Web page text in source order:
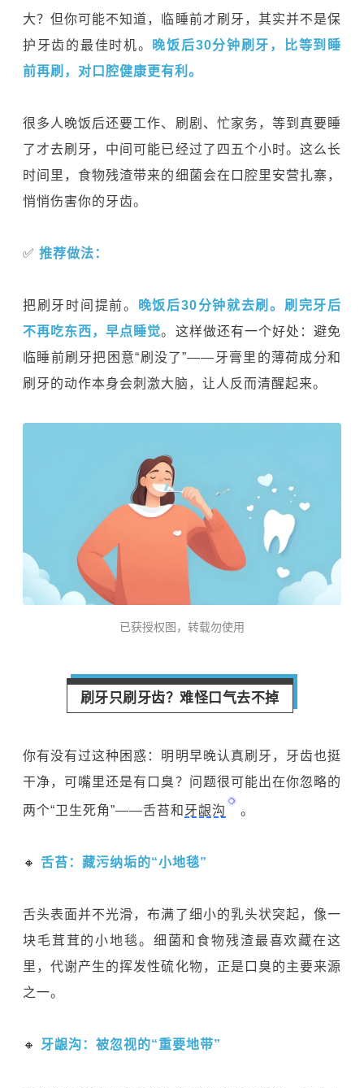
大？但你可能不知道，临睡前才刷牙，其实并不是保
护牙齿的最佳时机。
晚饭后30分钟刷牙，比等到睡
前再刷，对口腔健康更有利。
很多人晚饭后还要工作、刷剧、忙家务，等到真要睡
了才去刷牙，中间可能已经过了四五个小时。这么长
时间里，食物残渣带来的细菌会在口腔里安营扎寨，
悄悄伤害你的牙齿。
✅ 推荐做法：
把刷牙时间提前。
晚饭后30分钟就去刷。刷完牙后
不再吃东西，早点睡觉。这样做还有一个好处：避免
临睡前刷牙把困意“刷没了”——牙膏里的薄荷成分和
刷牙的动作本身会刺激大脑，让人反而清醒起来。
已获授权图，转载勿使用
刷牙只刷牙齿？难怪口气去不掉
你有没有过这种困惑：明明早晚认真刷牙，牙齿也挺
干净，可嘴里还是有口臭？问题很可能出在你忽略的
两个“卫生死角”——舌苔和 牙龈沟 。
🔸 舌苔：藏污纳垢的“小地毯”
舌头表面并不光滑，布满了细小的乳头状突起，像一
块毛茸茸的小地毯。细菌和食物残渣最喜欢藏在这
里，代谢产生的挥发性硫化物，正是口臭的主要来源
之一。
🔸 牙龈沟：被忽视的“重要地带”